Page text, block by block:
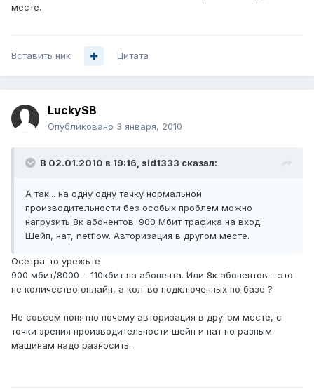
месте.
Вставить ник Цитата
LuckySB
Опубликовано 3 января, 2010
В 02.01.2010 в 19:16, sid1333 сказал:
А так... на одну одну тачку нормальной
производительности без особых проблем можно
нагрузить 8к абонентов. 900 Мбит трафика на вход.
Шейп, нат, netflow. Авторизация в другом месте.
Осетра-то урежьте
900 мбит/8000 = 110кбит на абонента. Или 8к абонентов - это
не количество онлайн, а кол-во подключенных по базе ?
Не совсем понятно почему авторизация в другом месте, с
точки зрения производительности шейп и нат по разным
машинам надо разносить.